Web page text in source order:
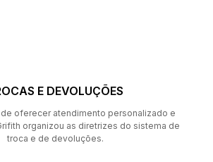
E DEVOLUÇÕES
oferecer atendimento personalizado e
organizou as diretrizes do sistema de
troca e de devoluções.